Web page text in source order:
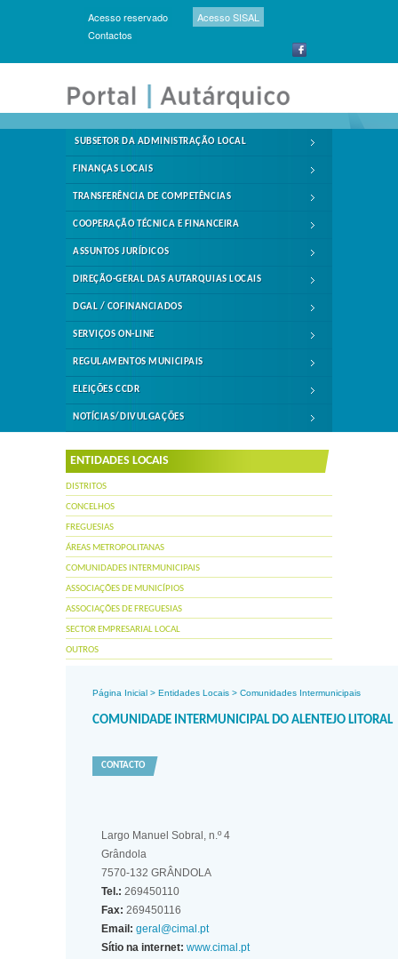
Acesso reservado
Acesso SISAL
Contactos
SUBSETOR DA ADMINISTRAÇÃO LOCAL
FINANÇAS LOCAIS
TRANSFERÊNCIA DE COMPETÊNCIAS
COOPERAÇÃO TÉCNICA E FINANCEIRA
ASSUNTOS JURÍDICOS
DIREÇÃO-GERAL DAS AUTARQUIAS LOCAIS
DGAL / COFINANCIADOS
SERVIÇOS ON-LINE
REGULAMENTOS MUNICIPAIS
ELEIÇÕES CCDR
NOTÍCIAS/DIVULGAÇÕES
ENTIDADES LOCAIS
DISTRITOS
CONCELHOS
FREGUESIAS
ÁREAS METROPOLITANAS
COMUNIDADES INTERMUNICIPAIS
ASSOCIAÇÕES DE MUNICÍPIOS
ASSOCIAÇÕES DE FREGUESIAS
SECTOR EMPRESARIAL LOCAL
OUTROS
Página Inicial > Entidades Locais > Comunidades Intermunicipais
COMUNIDADE INTERMUNICIPAL DO ALENTEJO LITORAL
CONTACTO
Largo Manuel Sobral, n.º 4
Grândola
7570-132 GRÂNDOLA
Tel.: 269450110
Fax: 269450116
Email: geral@cimal.pt
Sítio na internet: www.cimal.pt